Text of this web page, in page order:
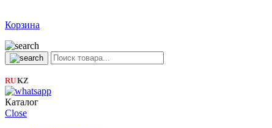
Корзина
RU|KZ
Каталог
Close